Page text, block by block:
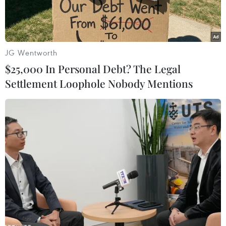
Ảnh chỉ có tính chất minh họa. (Nguồn ảnh: Hùng
Bộ Tài nguyên và Môi trường vừa công bố quyết
định xử phạt vi phạm hành chính 3 công ty cổ
phần thủy điện với tổng số tiền 825 triệu đồng,
JG Wentworth
$25,000 In Personal Debt? The Legal
Settlement Loophole Nobody Mentions